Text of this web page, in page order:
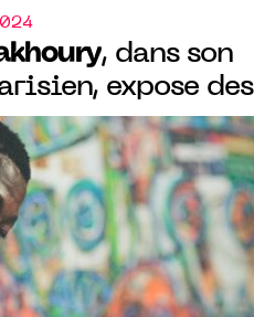
, dans son
expose des
l’artiste
Aboudia